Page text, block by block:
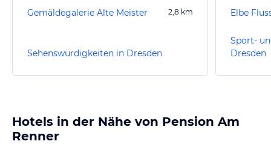
Gemäldegalerie Alte Meister 2,8 km
Sehenswürdigkeiten in Dresden
Elbe
Sport-
Dresden
Hotels in der Nähe von Pension Am
Renner